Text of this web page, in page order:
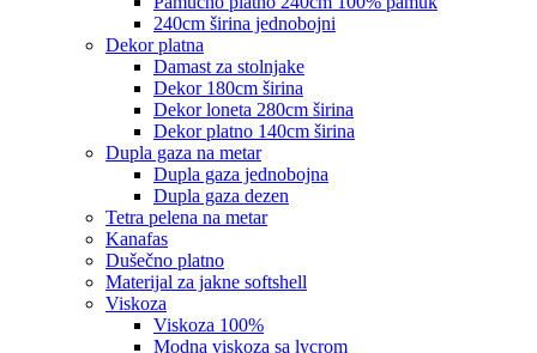
240cm širina jednobojni
dekor platna
damast za stolnjake
dekor 180cm širina
dekor loneta 280cm širina
dekor platno 140cm širina
dupla gaza na metar
dupla gaza jednobojna
dupla gaza dezen
tetra pelena na metar
kanafas
dušečno platno
materijal za jakne softshell
viskoza
viskoza 100%
modna viskoza sa lycrom